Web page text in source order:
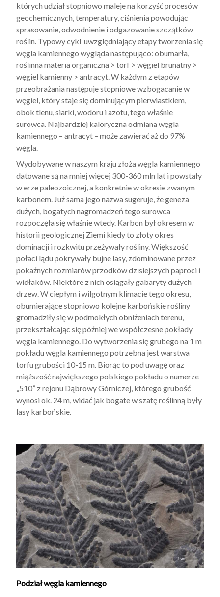
których udział stopniowo maleje na korzyść procesów
geochemicznych, temperatury, ciśnienia powodując
sprasowanie, odwodnienie i odgazowanie szczątków
roślin. Typowy cykl, uwzględniający etapy tworzenia się
węgla kamiennego wygląda następująco: obumarła,
roślinna materia organiczna > torf > węgiel brunatny >
węgiel kamienny > antracyt. W każdym z etapów
przeobrażania następuje stopniowe wzbogacanie w
węgiel, który staje się dominującym pierwiastkiem,
obok tlenu, siarki, wodoru i azotu, tego właśnie
surowca. Najbardziej kaloryczna odmiana węgla
kamiennego – antracyt – może zawierać aż do 97%
węgla.
Wydobywane w naszym kraju złoża węgla kamiennego
datowane są na mniej więcej 300-360 mln lat i powstały
w erze paleozoicznej, a konkretnie w okresie zwanym
karbonem. Już sama jego nazwa sugeruje, że geneza
dużych, bogatych nagromadzeń tego surowca
rozpoczęła się właśnie wtedy. Karbon był okresem w
historii geologicznej Ziemi kiedy to złoty okres
dominacji i rozkwitu przeżywały rośliny. Większość
połaci lądu pokrywały bujne lasy, zdominowane przez
pokaźnych rozmiarów przodków dzisiejszych paproci i
widłaków. Niektóre z nich osiągały gabaryty dużych
drzew. W ciepłym i wilgotnym klimacie tego okresu,
obumierające stopniowo kolejne karbońskie rośliny
gromadziły się w podmokłych obniżeniach terenu,
przekształcając się później we współczesne pokłady
węgla kamiennego. Do wytworzenia się grubego na 1 m
pokładu węgla kamiennego potrzebna jest warstwa
torfu grubości 10-15 m. Biorąc to pod uwagę oraz
miąższość największego polskiego pokładu o numerze
„510” z rejonu Dąbrowy Górniczej, którego grubość
wynosi ok. 24 m, widać jak bogate w szatę roślinną były
lasy karbońskie.
Podział węgla kamiennego